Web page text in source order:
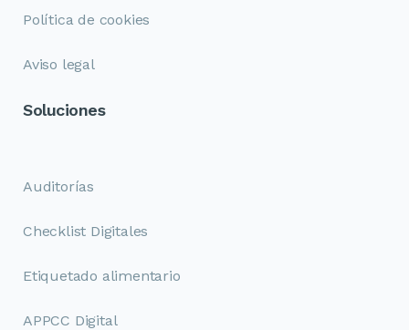
Política de cookies
Aviso legal
Soluciones
Auditorías
Checklist Digitales
Etiquetado alimentario
APPCC Digital